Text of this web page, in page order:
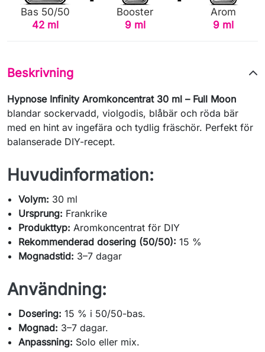
Bas 50/50
42 ml
Booster
9 ml
Arom
9 ml
Beskrivning
Hypnose Infinity Aromkoncentrat 30 ml – Full Moon
blandar sockervadd, violgodis, blåbär och röda bär
med en hint av ingefära och tydlig fräschör. Perfekt för
balanserade DIY-recept.
Huvudinformation:
Volym: 30 ml
Ursprung: Frankrike
Produkttyp: Aromkoncentrat för DIY
Rekommenderad dosering (50/50): 15 %
Mognadstid: 3–7 dagar
Användning:
Dosering: 15 % i 50/50-bas.
Mognad: 3–7 dagar.
Anpassning: Solo eller mix.